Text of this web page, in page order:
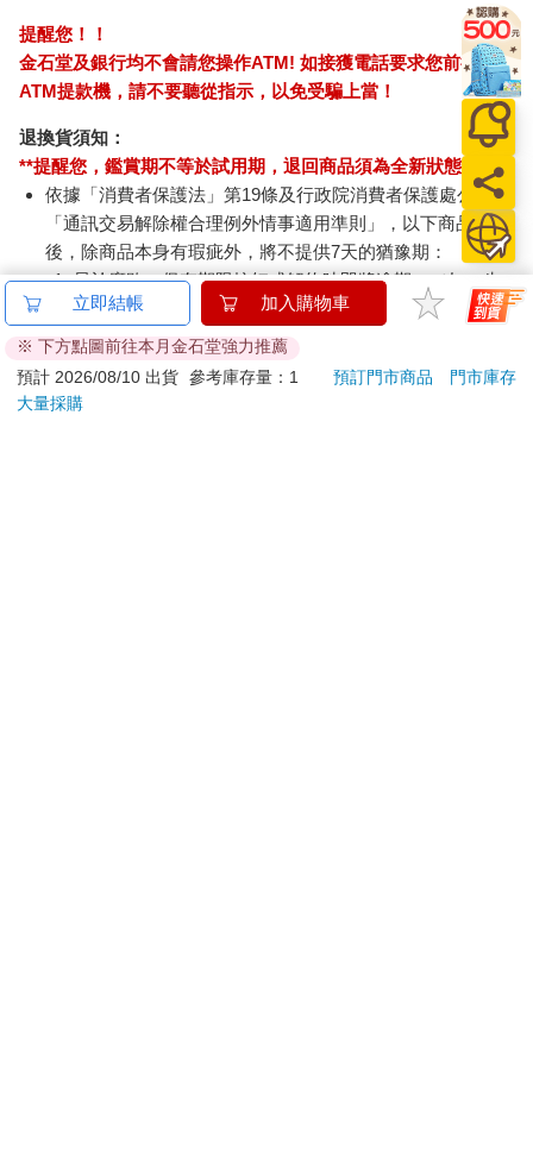
提醒您！！
金石堂及銀行均不會請您操作ATM! 如接獲電話要求您前往
ATM提款機，請不要聽從指示，以免受騙上當！
退換貨須知：
**提醒您，鑑賞期不等於試用期，退回商品須為全新狀態**
依據「消費者保護法」第19條及行政院消費者保護處公告之
「通訊交易解除權合理例外情事適用準則」，以下商品購買
後，除商品本身有瑕疵外，將不提供7天的猶豫期：
易於腐敗、保存期限較短或解約時即將逾期。（如：生
鮮食品）
依消費者要求所為之客製化給付。（客製化商品）
報紙、期刊或雜誌。（含MOOK、外文雜誌）
經消費者拆封之影音商品或電腦軟體。
立即結帳 加入購物車
※ 下方點圖前往本月金石堂強力推薦
預計 2026/08/10 出貨 參考庫存量：1 預訂門市商品
門市庫存
大量採購